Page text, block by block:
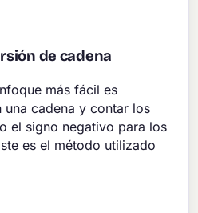
de cadena
más fácil es
cadena y contar los
el signo negativo para los
es el método utilizado